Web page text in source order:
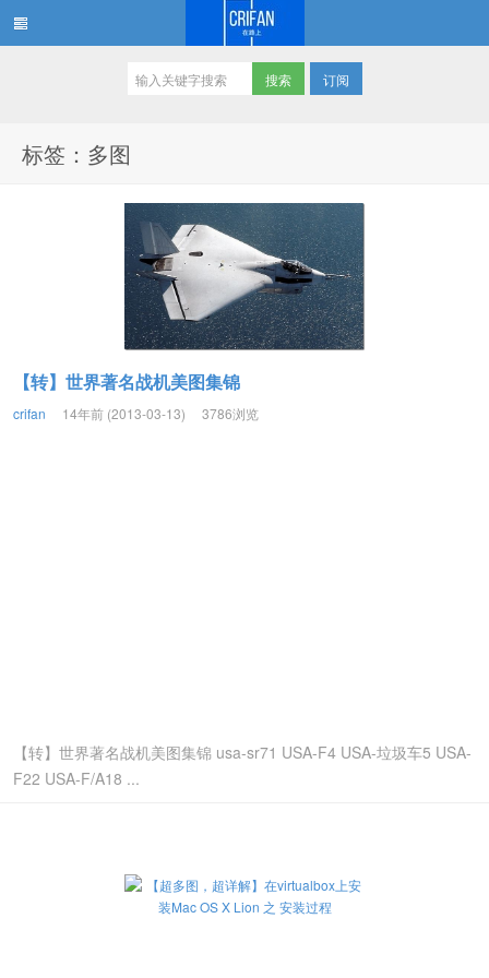
订阅
标签：多图
【转】世界著名战机美图集锦
crifan 14年前 (2013-03-13) 3786浏览
【转】世界著名战机美图集锦 usa-sr71 USA-F4 USA-垃圾车5 USA-
F22 USA-F/A18 ...